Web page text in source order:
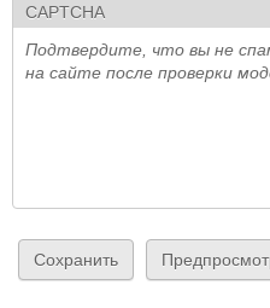
CAPTCHA
Подтвердите, что вы не
на сайте после проверки